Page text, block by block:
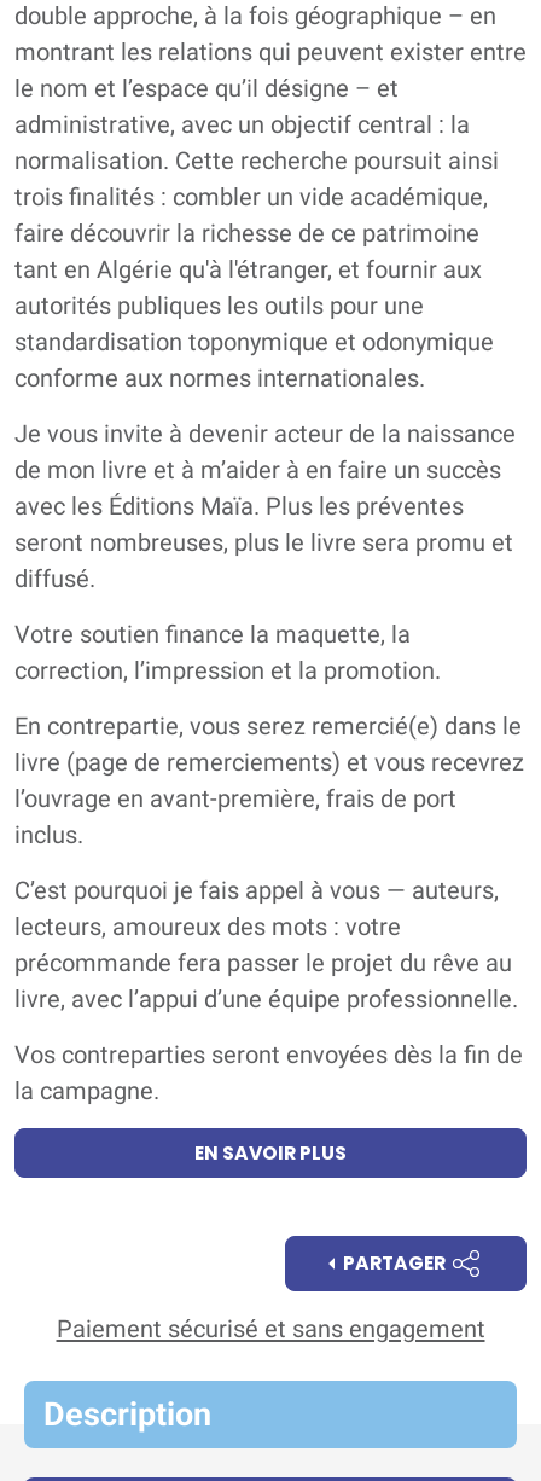
double approche, à la fois géographique – en
montrant les relations qui peuvent exister entre
le nom et l’espace qu’il désigne – et
administrative, avec un objectif central : la
normalisation. Cette recherche poursuit ainsi
trois finalités : combler un vide académique,
faire découvrir la richesse de ce patrimoine
tant en Algérie qu'à l'étranger, et fournir aux
autorités publiques les outils pour une
standardisation toponymique et odonymique
conforme aux normes internationales.
Je vous invite à devenir acteur de la naissance
de mon livre et à m’aider à en faire un succès
avec les Éditions Maïa. Plus les préventes
seront nombreuses, plus le livre sera promu et
diffusé.
Votre soutien finance la maquette, la
correction, l’impression et la promotion.
En contrepartie, vous serez remercié(e) dans le
livre (page de remerciements) et vous recevrez
l’ouvrage en avant-première, frais de port
inclus.
C’est pourquoi je fais appel à vous — auteurs,
lecteurs, amoureux des mots : votre
précommande fera passer le projet du rêve au
livre, avec l’appui d’une équipe professionnelle.
Vos contreparties seront envoyées dès la fin de
la campagne.
EN SAVOIR PLUS
Paiement sécurisé et sans engagement
PARTAGER
Description